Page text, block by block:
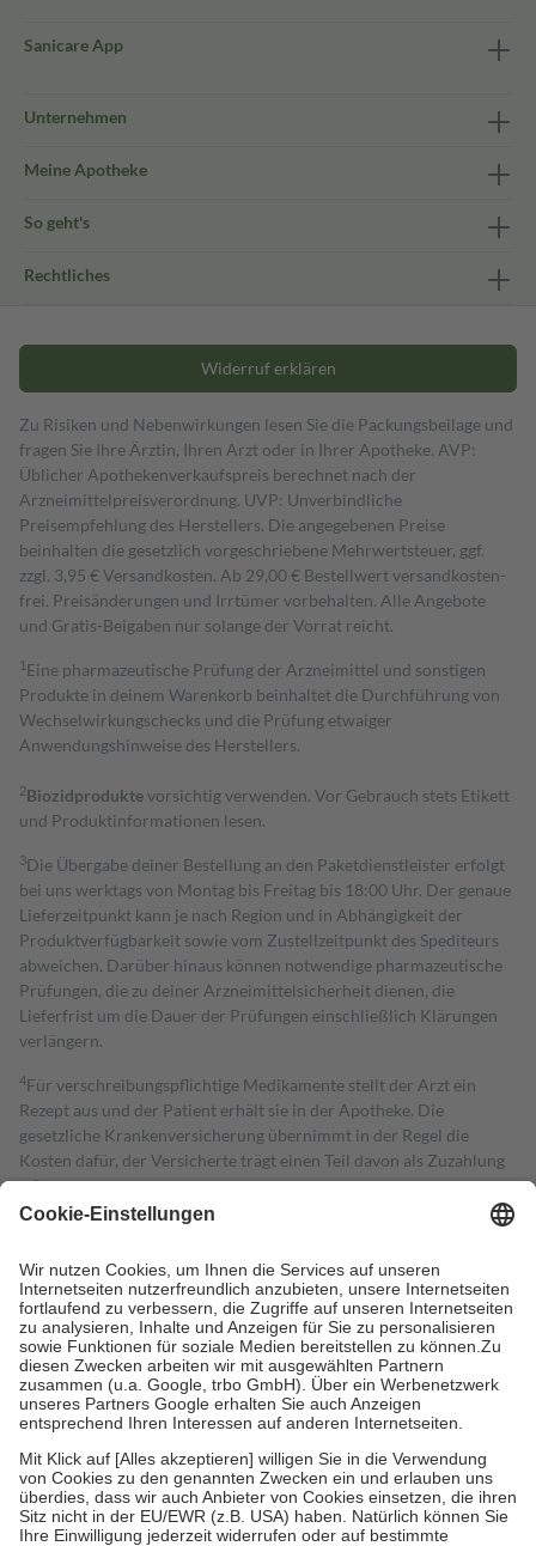
Sanicare App
Unternehmen
Meine Apotheke
So geht's
Rechtliches
Widerruf erklären
Zu Risiken und Nebenwirkungen lesen Sie die Packungsbeilage und
fragen Sie Ihre Ärztin, Ihren Arzt oder in Ihrer Apotheke. AVP:
Üblicher Apothekenverkaufspreis berechnet nach der
Arzneimittelpreisverordnung. UVP: Unverbindliche
Preisempfehlung des Herstellers. Die angegebenen Preise
beinhalten die gesetzlich vorgeschriebene Mehrwertsteuer, ggf.
zzgl. 3,95 € Versandkosten. Ab 29,00 € Bestell­wert versand­kosten­
frei. Preisänderungen und Irrtümer vorbehalten. Alle Angebote
und Gratis-Beigaben nur solange der Vorrat reicht.
1 Eine pharmazeutische Prüfung der Arzneimittel und sonstigen
Produkte in deinem Warenkorb beinhaltet die Durchführung von
Wechselwirkungschecks und die Prüfung etwaiger
Anwendungshinweise des Herstellers.
2Biozidproduktevorsichtig verwenden. Vor Gebrauch stets Etikett
und Produktinformationen lesen.
3Die Übergabe deiner Bestellung an den Paketdienstleister erfolgt
bei uns werktags von Montag bis Freitag bis 18:00 Uhr. Der genaue
Lieferzeitpunkt kann je nach Region und in Abhängigkeit der
Produktverfügbarkeit sowie vom Zustellzeitpunkt des Spediteurs
abweichen. Darüber hinaus können notwendige pharmazeutische
Prüfungen, die zu deiner Arzneimittelsicherheit dienen, die
Lieferfrist um die Dauer der Prüfungen einschließlich Klärungen
verlängern.
4Für verschreibungspflichtige Medikamente stellt der Arzt ein
Rezept aus und der Patient erhält sie in der Apotheke. Die
gesetzliche Krankenversicherung übernimmt in der Regel die
Kosten dafür, der Versicherte trägt einen Teil davon als Zuzahlung
mit.
Grundsätzlich leisten Mitglieder Zuzahlungen in Höhe von zehn
höchstens zehn Euro.
Es sind jedoch nie mehr als die tatsächlichen
Kosten der Leistung zu entrichten.
Diese Regeln gelten grundsätzlich auch für Online-Apotheken.
Bei Heilmitteln und häuslicher Krankenpflege beträgt die
Zuzahlung zehn Prozent der Kosten sowie zehn Euro je
Verordnung.
Um das Engagement der Versicherten für ihre eigene Gesundheit zu
stärken und die besondere Stellung der Familie zu unterstützen,
fallenkeine Zuzahlungenan bei:
• Kindern und Jugendlichen bis zum vollendeten 18. Lebensjahr
mit Ausnahme der Fahrkosten
• Untersuchungen zur Vorsorge und Früherkennung, die von der